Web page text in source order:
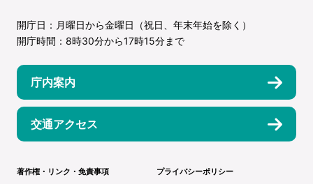
開庁日：月曜日から金曜日（祝日、年末年始を除く）
開庁時間：8時30分から17時15分まで
庁内案内
交通アクセス
著作権・リンク・免責事項 プライバシーポリシー